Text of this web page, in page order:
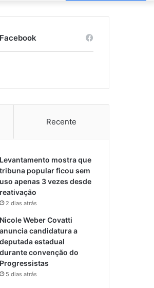
por
Recente
Levantamento mostra que
tribuna popular ficou sem
uso apenas 3 vezes desde
reativação
2 dias atrás
Nicole Weber Covatti
anuncia candidatura a
deputada estadual
durante convenção do
Progressistas
5 dias atrás